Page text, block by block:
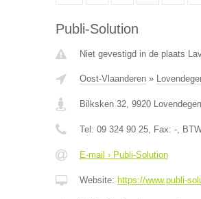
Publi-Solution
Niet gevestigd in de plaats
Oost-Vlaanderen»
Bilksken 32, 9920
Tel: 09 324 90 25, Fax: -,
E-mail › Publi-Solution
Website: https://www.publi-